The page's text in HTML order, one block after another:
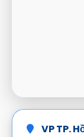
VP TP.